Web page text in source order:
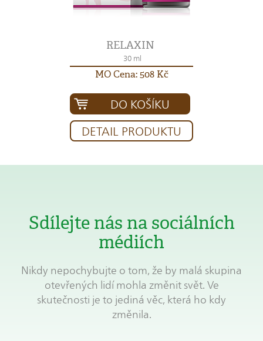
RELAXIN
30 ml
MO Cena: 508 Kč
DO KOŠÍKU
DETAIL PRODUKTU
Sdílejte nás na sociálních
médiích
Nikdy nepochybujte o tom, že by malá skupina
otevřených lidí mohla změnit svět. Ve
skutečnosti je to jediná věc, která ho kdy
změnila.